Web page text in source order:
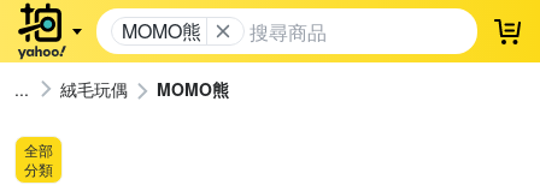
MOMO熊 登
絨毛玩偶 MOMO熊
全部
分類